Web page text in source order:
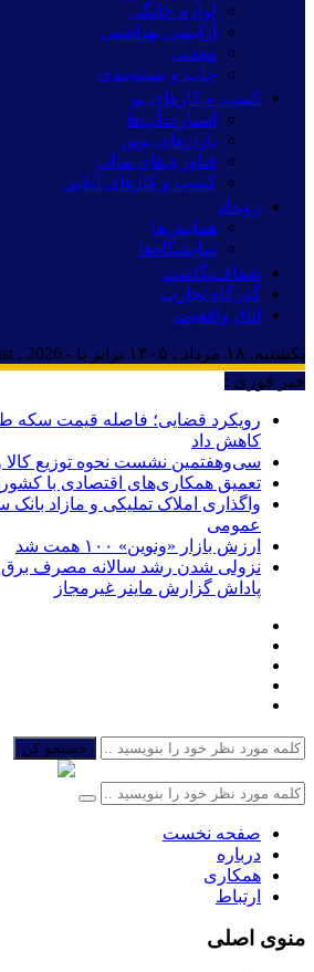
لوازم خانگی
آرایشی بهداشتی
معدنی
چاپ و بسته‌بندی
کسب و کارهای نو
استارت‌آپ‌ها
بازارهای نوین
فناوری‌های مالی
کسب و کارهای آنلاین
رویداد
همایش‌ها
نمایشگاه‌ها
شفاف‌نگاشت
گذرگاه تجارت
اتاق واقعیت
یکشنبه, ۱۸ مرداد , ۱۴۰۵ برابر با - Sunday, 9 August , 2026
خبر فوری :
رویکرد قضایی؛ فاصله قیمت سکه
کاهش داد
سی‌و‌هفتمین نشست نحوه توزیع کالا
تعمیق همکاری‌های اقتصادی با
واگذاری املاک تملیکی و مازاد
عمومی
ارزش بازار «ونوین» ۱۰۰ همت شد
نزولی شدن رشد سالانه مصرف برق
پاداش گزارش ماینر غیرمجاز
جستجو کن
صفحه نخست
درباره
همکاری
ارتباط
منوی اصلی